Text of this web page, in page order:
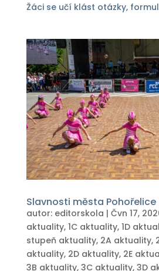
Žáci se učí klást otázky,
Slavnosti města Pohořelice
autor: editorskola | Čvn 17,
aktuality, 1C aktuality, 1D
stupeň aktuality, 2A aktuality,
aktuality, 2D aktuality, 2E
3B aktuality, 3C aktuality, 3D